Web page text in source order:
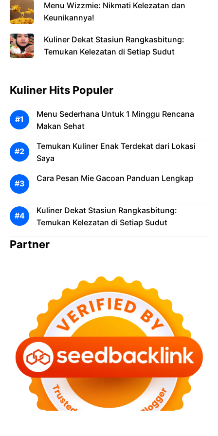
Menu Wizzmie: Nikmati Kelezatan dan
Keunikannya!
Kuliner Dekat Stasiun Rangkasbitung:
Temukan Kelezatan di Setiap Sudut
Kuliner Hits Populer
Menu Sederhana Untuk 1 Minggu Rencana
Makan Sehat
Temukan Kuliner Enak Terdekat dari Lokasi
Saya
Cara Pesan Mie Gacoan Panduan Lengkap
Kuliner Dekat Stasiun Rangkasbitung:
Temukan Kelezatan di Setiap Sudut
Partner